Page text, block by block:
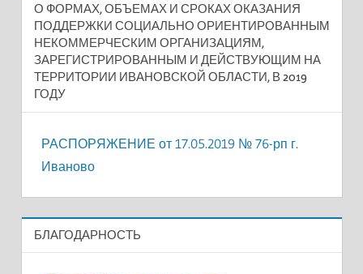
О ФОРМАХ, ОБЪЕМАХ И СРОКАХ ОКАЗАНИЯ
ПОДДЕРЖКИ СОЦИАЛЬНО ОРИЕНТИРОВАННЫМ
НЕКОММЕРЧЕСКИМ ОРГАНИЗАЦИЯМ,
ЗАРЕГИСТРИРОВАННЫМ И ДЕЙСТВУЮЩИМ НА
ТЕРРИТОРИИ ИВАНОВСКОЙ ОБЛАСТИ, В 2019
ГОДУ
РАСПОРЯЖЕНИЕ от 17.05.2019 № 76-рп г.
Иваново
БЛАГОДАРНОСТЬ